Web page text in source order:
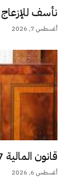
نأسف
أغسطس 7, 2026
قانون المالية 2027: أخنوش يبقي على دعم...
أغسطس 6, 2026